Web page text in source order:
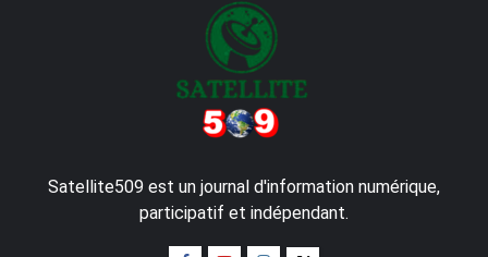
Satellite509 est un journal d'information numérique,
participatif et indépendant.